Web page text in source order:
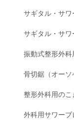
サギタル・サワ
サギタル・サワ
振動式整形外科
骨切鋸（オーソ
整形外科用のこ
外科用サワーブ